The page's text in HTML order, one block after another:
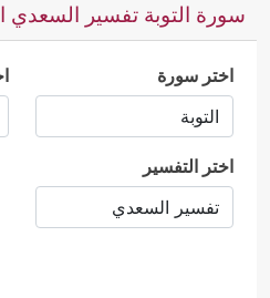
سورة التوبة تفسير السعدي
اختر سورة
اختر التفسير